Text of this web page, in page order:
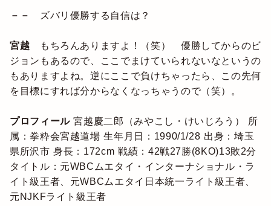
－－ ズバリ優勝する自信は？
宮越 もちろんありますよ！（笑） 優勝してからのビ
ジョンもあるので、ここでまけていられないなというの
もありますよね。逆にここで負けちゃったら、この先何
を目標にすれば分からなくなっちゃうので（笑）。
プロフィール 宮越慶二郎（みやこし・けいじろう）
所
属：拳粋会宮越道場 生年月日：1990/1/28 出身：埼玉
県所沢市 身長：172cm 戦績：42戦27勝(8KO)13敗2分
タイトル：元WBCムエタイ・インターナショナル・ラ
イト級王者、元WBCムエタイ日本統一ライト級王者、
元NJKFライト級王者